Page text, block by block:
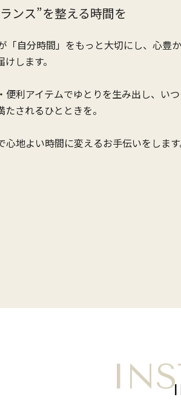
ンス”を整える時間を
「自分時間」をもっと大切にし、心豊
します。
便利アイテムでゆとりを生み出し、い
されるひとときを。
地よい時間に変えるお手伝いをします